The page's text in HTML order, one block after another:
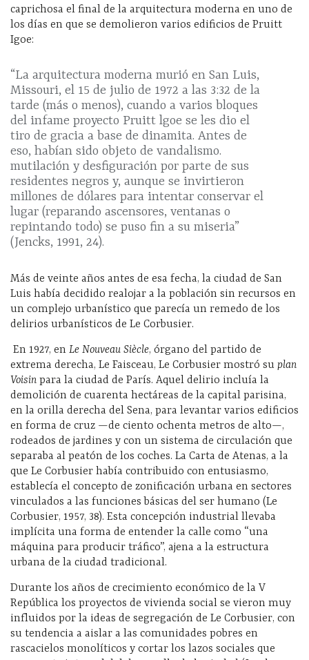
caprichosa el final de la arquitectura moderna en uno de
los días en que se demolieron varios edificios de Pruitt
Igoe:
“La arquitectura moderna murió en San Luis,
Missouri, el 15 de julio de 1972 a las 3:32 de la
tarde (más o menos), cuando a varios bloques
del infame proyecto Pruitt lgoe se les dio el
tiro de gracia a base de dinamita. Antes de
eso, habían sido objeto de vandalismo.
mutilación y desfiguración por parte de sus
residentes negros y, aunque se invirtieron
millones de dólares para intentar conservar el
lugar (reparando ascensores, ventanas o
repintando todo) se puso fin a su miseria”
(Jencks, 1991, 24).
Más de veinte años antes de esa fecha, la ciudad de San
Luis había decidido realojar a la población sin recursos en
un complejo urbanístico que parecía un remedo de los
delirios urbanísticos de Le Corbusier.
En 1927, en Le Nouveau Siècle, órgano del partido de
extrema derecha, Le Faisceau, Le Corbusier mostró su plan
Voisin para la ciudad de París. Aquel delirio incluía la
demolición de cuarenta hectáreas de la capital parisina,
en la orilla derecha del Sena, para levantar varios edificios
en forma de cruz —de ciento ochenta metros de alto—,
rodeados de jardines y con un sistema de circulación que
separaba al peatón de los coches. La Carta de Atenas, a la
que Le Corbusier había contribuido con entusiasmo,
establecía el concepto de zonificación urbana en sectores
vinculados a las funciones básicas del ser humano (Le
Corbusier, 1957, 38). Esta concepción industrial llevaba
implícita una forma de entender la calle como “una
máquina para producir tráfico”, ajena a la estructura
urbana de la ciudad tradicional.
Durante los años de crecimiento económico de la V
República los proyectos de vivienda social se vieron muy
influidos por la ideas de segregación de Le Corbusier, con
su tendencia a aislar a las comunidades pobres en
rascacielos monolíticos y cortar los lazos sociales que